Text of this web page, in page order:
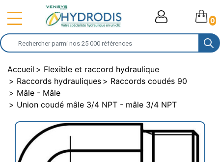
0
Accueil
Flexible et raccord hydraulique
Raccords hydrauliques
Raccords coudés 90
Mâle - Mâle
Union coudé mâle 3/4 NPT - mâle 3/4 NPT